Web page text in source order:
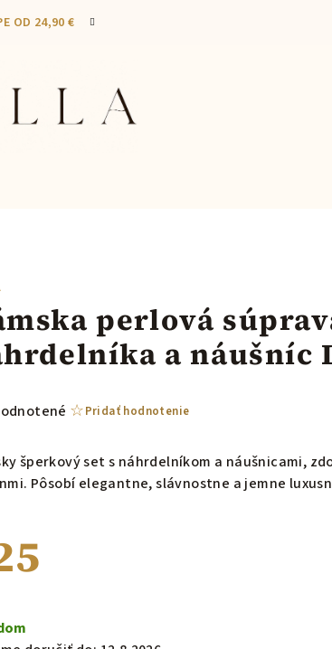
OD 24,90 €
perlová
a náušníc
Pridať hodnotenie
šperkový set s náhrdelníkom a náušnicami,
Pôsobí elegantne, slávnostne a jemne